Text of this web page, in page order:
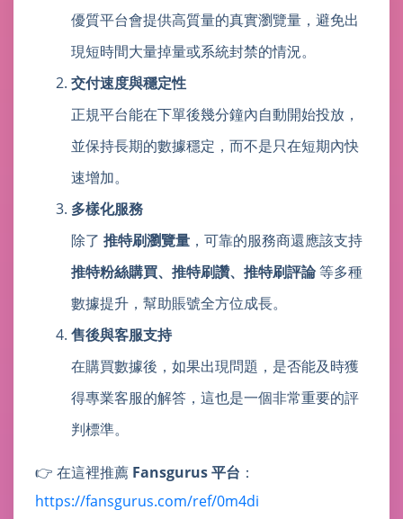
優質平台會提供高質量的真實瀏覽量，避免出
現短時間大量掉量或系統封禁的情況。
交付速度與穩定性
正規平台能在下單後幾分鐘內自動開始投放，
並保持長期的數據穩定，而不是只在短期內快
速增加。
多樣化服務
除了 推特刷瀏覽量 ，可靠的服務商還應該支持
推特粉絲購買、推特刷讚、推特刷評論等多種
數據提升，幫助賬號全方位成長。
售後與客服支持
在購買數據後，如果出現問題，是否能及時獲
得專業客服的解答，這也是一個非常重要的評
判標準。
👉 在這裡推薦 Fansgurus 平台 ：
https://fansgurus.com/ref/0m4di